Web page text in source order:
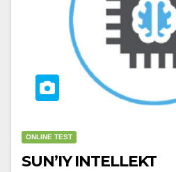
ONLINE TEST
SUN’IY INTELLEKT